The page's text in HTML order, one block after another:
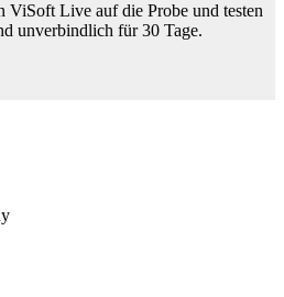
ViSoft Live auf die Probe und testen
unverbindlich für 30 Tage.